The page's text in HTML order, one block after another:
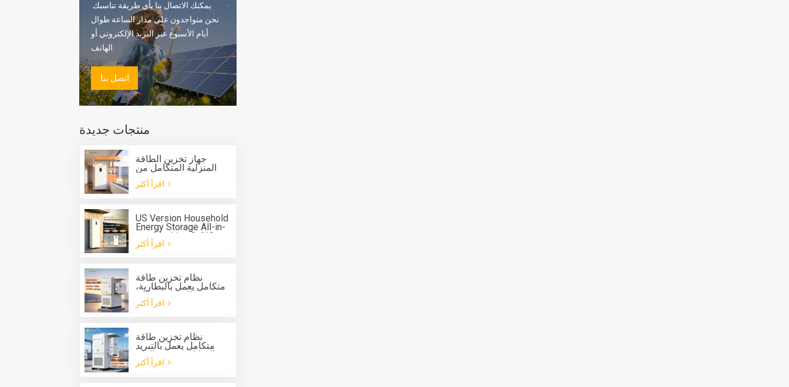
يمكنك الاتصال بنا بأي طريقة تناسبك.
نحن متواجدون على مدار الساعة طوال
أيام الأسبوع عبر البريد الإلكتروني أو
اتصل بنا
منتجات جديدة
جهاز تخزين الطاقة
المنزلية المتكامل من
جرين صن G-AIO-200-
S6K/S11K
US Version Household
Energy Storage All-in-
one Machine G-AIO-
200-U7.2K
نظام تخزين طاقة
متكامل يعمل بالبطارية،
مزود بنظام تبريد سائل،
للاستخدام الخارجي، من
كيلوواط/ساعة.
نظام تخزين طاقة
متكامل يعمل بالتبريد
السائل، مزود بعاكس
هجين بقدرة 125 كيلوواط